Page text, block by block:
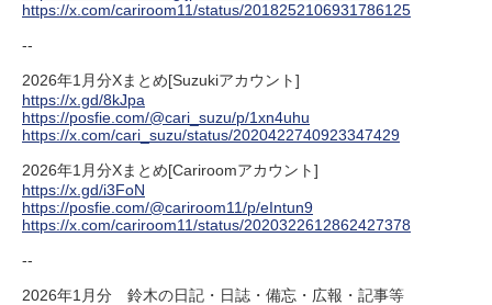
https://x.com/cariroom11/status/2018252106931786125
--
2026年1月分Xまとめ[Suzukiアカウント]
https://x.gd/8kJpa
https://posfie.com/@cari_suzu/p/1xn4uhu
https://x.com/cari_suzu/status/2020422740923347429
2026年1月分Xまとめ[Cariroomアカウント]
https://x.gd/i3FoN
https://posfie.com/@cariroom11/p/eIntun9
https://x.com/cariroom11/status/2020322612862427378
--
2026年1月分 鈴木の日記・日誌・備忘・広報・記事等